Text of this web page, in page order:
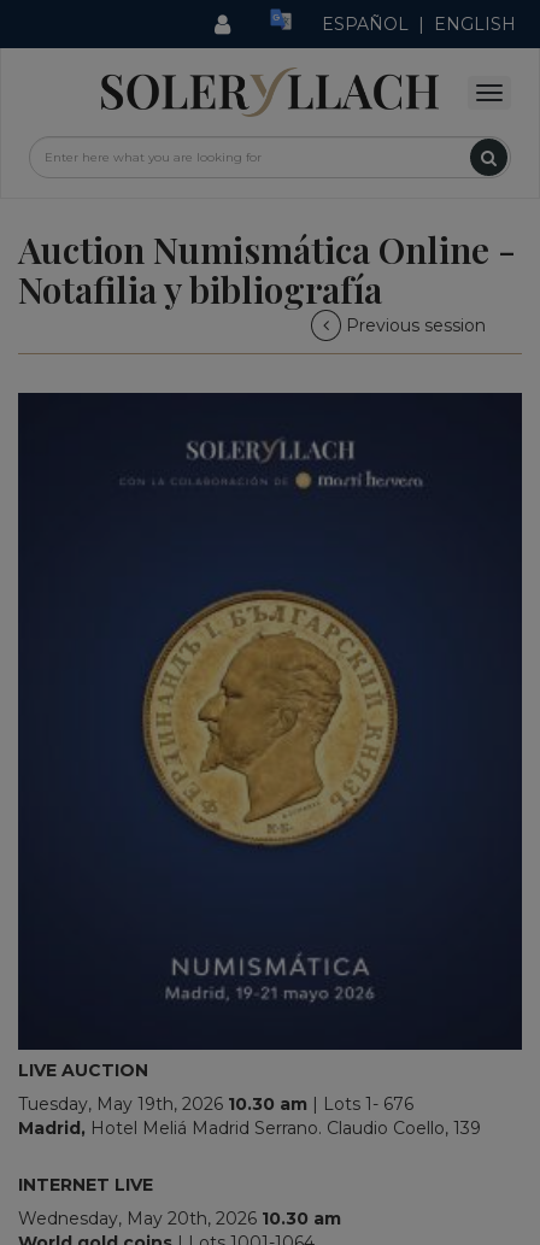
ESPAÑOL | ENGLISH
Auction Numismática Online -
Notafilia y bibliografía
Previous session
LIVE AUCTION
Tuesday, May 19th, 2026 10.30 am
| Lots 1- 676
Madrid, Hotel Meliá Madrid Serrano. Claudio Coello, 139
INTERNET LIVE
Wednesday, May 20th, 2026 10.30 am